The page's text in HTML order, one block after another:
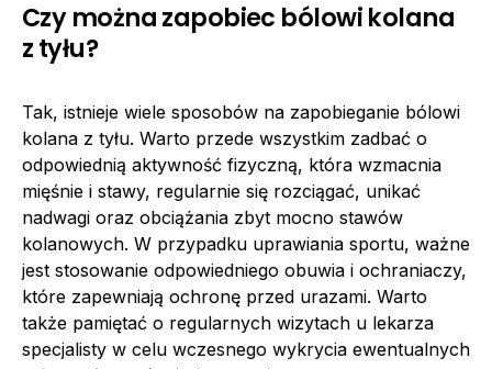
Czy można zapobiec bólowi kolana
z tyłu?
Tak, istnieje wiele sposobów na zapobieganie bólowi
kolana z tyłu. Warto przede wszystkim zadbać o
odpowiednią aktywność fizyczną, która wzmacnia
mięśnie i stawy, regularnie się rozciągać, unikać
nadwagi oraz obciążania zbyt mocno stawów
kolanowych. W przypadku uprawiania sportu, ważne
jest stosowanie odpowiedniego obuwia i ochraniaczy,
które zapewniają ochronę przed urazami. Warto
także pamiętać o regularnych wizytach u lekarza
specjalisty w celu wczesnego wykrycia ewentualnych